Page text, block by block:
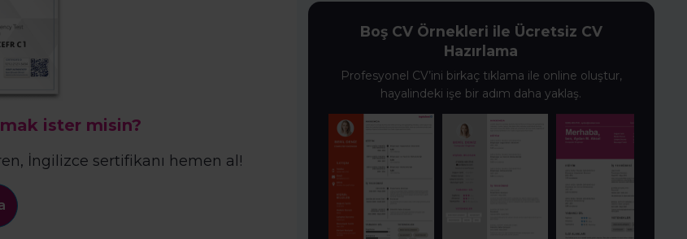
ister misin?
İngilizce sertifikanı hemen al!
Boş CV Örnekleri ile Ücretsiz CV
Hazırlama
Profesyonel CV’ini birkaç tıklama ile online oluştur,
hayalindeki işe bir adım daha yaklaş.